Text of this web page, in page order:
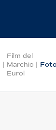
|
Film del
Marchio
Eurol
|